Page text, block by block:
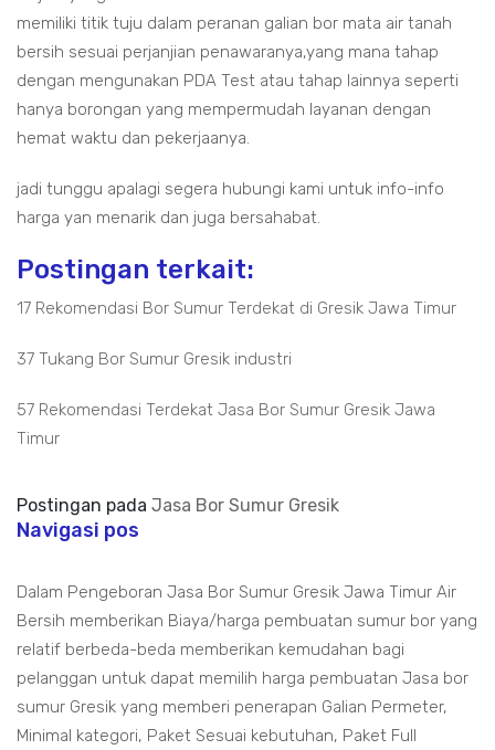
memiliki titik tuju dalam peranan galian bor mata air tanah
bersih sesuai perjanjian penawaranya,yang mana tahap
dengan mengunakan PDA Test atau tahap lainnya seperti
hanya borongan yang mempermudah layanan dengan
hemat waktu dan pekerjaanya.
jadi tunggu apalagi segera hubungi kami untuk info-info
harga yan menarik dan juga bersahabat.
Postingan terkait:
17 Rekomendasi Bor Sumur Terdekat di Gresik Jawa Timur
37 Tukang Bor Sumur Gresik industri
57 Rekomendasi Terdekat Jasa Bor Sumur Gresik Jawa
Timur
Postingan pada Jasa Bor Sumur Gresik
Navigasi pos
Dalam Pengeboran Jasa Bor Sumur Gresik Jawa Timur Air
Bersih memberikan Biaya/harga pembuatan sumur bor yang
relatif berbeda-beda memberikan kemudahan bagi
pelanggan untuk dapat memilih harga pembuatan Jasa bor
sumur Gresik yang memberi penerapan Galian Permeter,
Minimal kategori, Paket Sesuai kebutuhan, Paket Full